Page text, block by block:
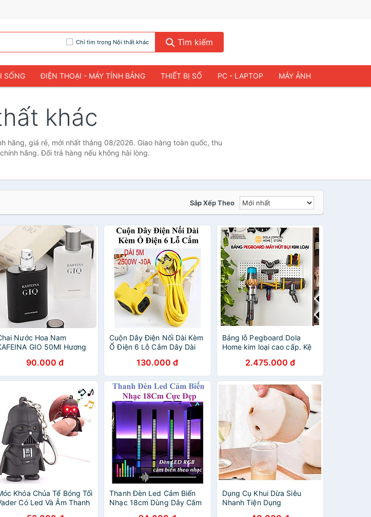
Chỉ tìm trong Nội thất khác Tìm kiếm
SỐNG ĐIỆN THOẠI - MÁY TÍNH BẢNG THIẾT BỊ SỐ PC - LAPTOP MÁY ẢNH
khác
hãng, giá rẻ, mới nhất tháng 08/2026. Giao hàng toàn quốc, thu
hãng. Đổi trả hàng nếu không hài lòng.
Sắp Xếp Theo
Nước Hoa Nam
GIO 50Ml Hương
90.000 đ
Cuộn Dây Điện Nối Dài Kèm
Ổ Điện 6 Lỗ Cắm Dây Dài
130.000 đ
Bảng lỗ Pegboard Dola
Home kim loại cao cấp. Kệ
dùng gia đình và dụng cụ
vệ sinh nhà cửa
2.475.000 đ
Khóa Chúa Tể Bóng Tối
Có Led Và Âm Thanh
Thanh Đèn Led Cảm Biến
Nhạc 18cm Dùng Dây Cắm
Dụng Cụ Khui Dừa Siêu
Nhanh Tiện Dụng